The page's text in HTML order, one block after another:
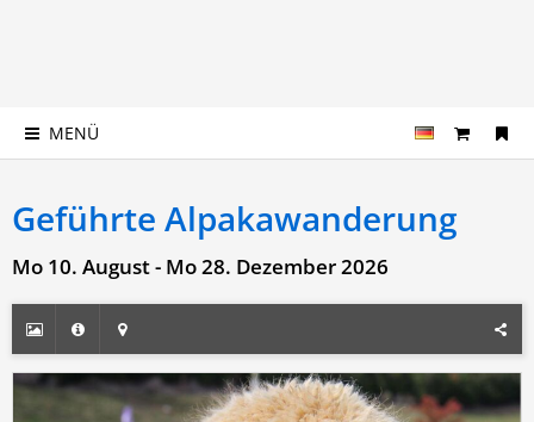
MENÜ
Geführte Alpakawanderung
Mo 10. August - Mo 28. Dezember 2026